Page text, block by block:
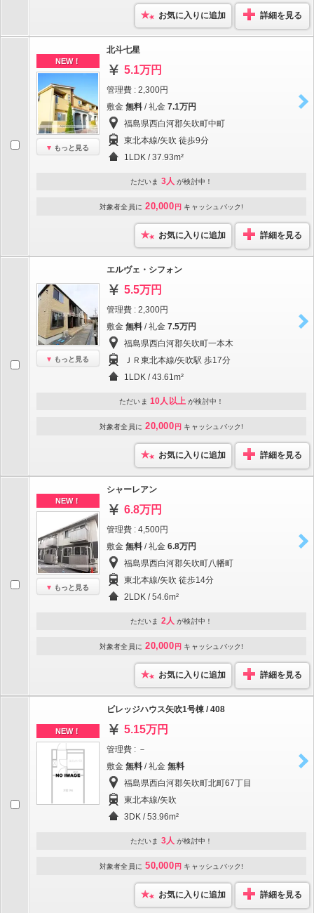
お気に入りに追加 詳細を見る
NEW！
もっと見る
北斗七星
5.1万円
管理費 : 2,300円
敷金 無料 / 礼金 7.1万円
福島県西白河郡矢吹町中町
東北本線/矢吹 徒歩9分
1LDK / 37.93m²
ただいま 3人 が検討中！
対象者全員に 20,000 円 キャッシュバック!
お気に入りに追加 詳細を見る
もっと見る
エルヴェ・シフォン
5.5万円
管理費 : 2,300円
敷金 無料 / 礼金 7.5万円
福島県西白河郡矢吹町一本木
ＪＲ東北本線/矢吹駅 歩17分
1LDK / 43.61m²
ただいま 10人以上 が検討中！
対象者全員に 20,000 円 キャッシュバック!
お気に入りに追加 詳細を見る
NEW！
もっと見る
シャーレアン
6.8万円
管理費 : 4,500円
敷金 無料 / 礼金 6.8万円
福島県西白河郡矢吹町八幡町
東北本線/矢吹 徒歩14分
2LDK / 54.6m²
ただいま 2人 が検討中！
対象者全員に 20,000 円 キャッシュバック!
お気に入りに追加 詳細を見る
NEW！
ビレッジハウス矢吹1号棟 / 408
5.15万円
管理費 : －
敷金 無料 / 礼金 無料
福島県西白河郡矢吹町北町67丁目
東北本線/矢吹
3DK / 53.96m²
ただいま 3人 が検討中！
対象者全員に 50,000 円 キャッシュバック!
お気に入りに追加 詳細を見る